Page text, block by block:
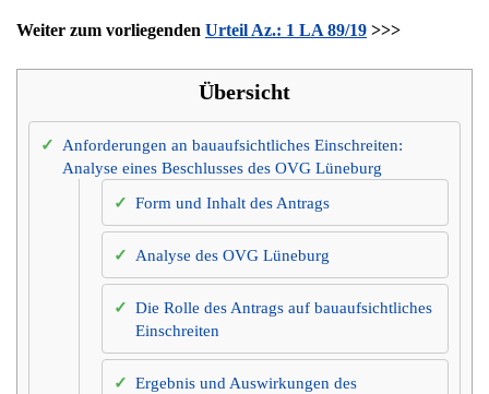
Weiter zum vorliegenden Urteil Az.: 1 LA 89/19 >>>
Übersicht
Anforderungen an bauaufsichtliches Einschreiten:
Analyse eines Beschlusses des OVG Lüneburg
Form und Inhalt des Antrags
Analyse des OVG Lüneburg
Die Rolle des Antrags auf bauaufsichtliches
Einschreiten
Ergebnis und Auswirkungen des